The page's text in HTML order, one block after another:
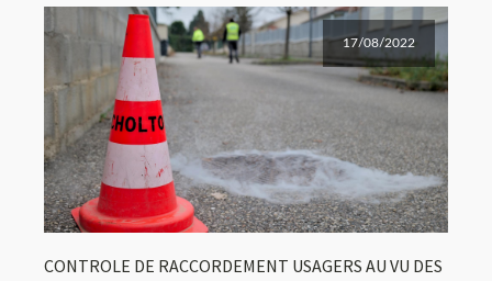
17/08/2022
CONTROLE DE RACCORDEMENT USAGERS AU VU DES